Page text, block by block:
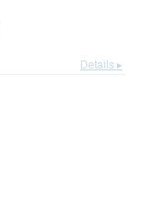
Details ▸